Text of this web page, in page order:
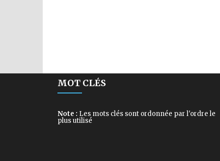
MOT CLÉS
Note : Les mots clés sont ordonnée par l'ordre le
plus utilisé